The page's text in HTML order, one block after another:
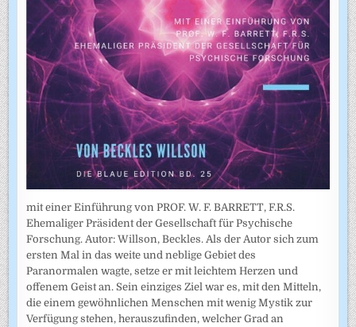
mit einer Einführung von PROF. W. F. BARRETT, F.R.S.
Ehemaliger Präsident der Gesellschaft für Psychische
Forschung. Autor: Willson, Beckles. Als der Autor sich zum
ersten Mal in das weite und neblige Gebiet des
Paranormalen wagte, setze er mit leichtem Herzen und
offenem Geist an. Sein einziges Ziel war es, mit den Mitteln,
die einem gewöhnlichen Menschen mit wenig Mystik zur
Verfügung stehen, herauszufinden, welcher Grad an